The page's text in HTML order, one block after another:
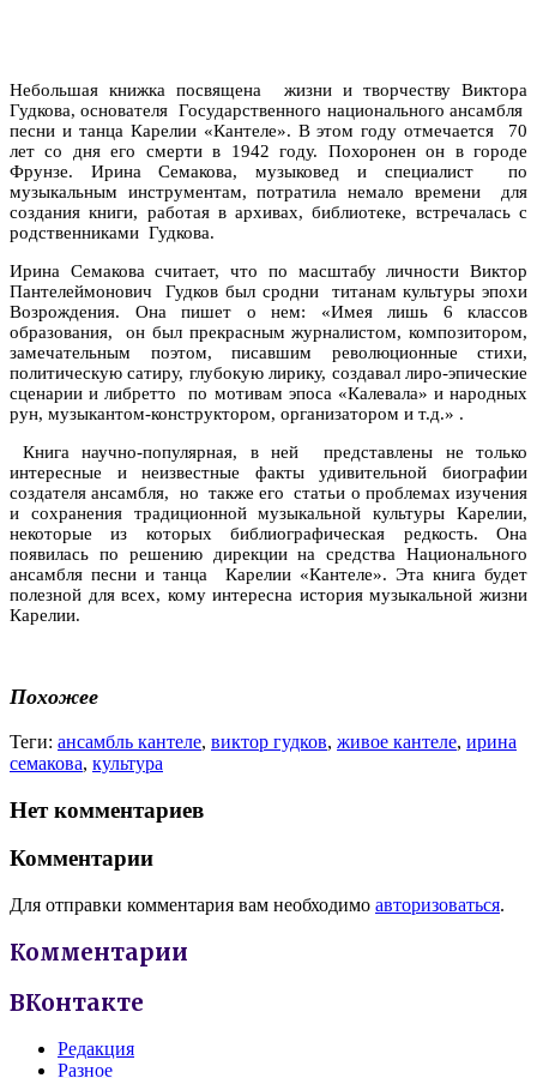
Небольшая книжка посвящена жизни и творчеству Виктора
Гудкова, основателя Государственного национального ансамбля
песни и танца Карелии «Кантеле». В этом году отмечается 70
лет со дня его смерти в 1942 году. Похоронен он в городе
Фрунзе. Ирина Семакова, музыковед и специалист по
музыкальным инструментам, потратила немало времени для
создания книги, работая в архивах, библиотеке, встречалась с
родственниками Гудкова.
Ирина Семакова считает, что по масштабу личности Виктор
Пантелеймонович Гудков был сродни титанам культуры эпохи
Возрождения. Она пишет о нем: «Имея лишь 6 классов
образования, он был прекрасным журналистом, композитором,
замечательным поэтом, писавшим революционные стихи,
политическую сатиру, глубокую лирику, создавал лиро-эпические
сценарии и либретто по мотивам эпоса «Калевала» и народных
рун, музыкантом-конструктором, организатором и т.д.» .
Книга научно-популярная, в ней представлены не только
интересные и неизвестные факты удивительной биографии
создателя ансамбля, но также его статьи о проблемах изучения
и сохранения традиционной музыкальной культуры Карелии,
некоторые из которых библиографическая редкость. Она
появилась по решению дирекции на средства Национального
ансамбля песни и танца Карелии «Кантеле». Эта книга будет
полезной для всех, кому интересна история музыкальной жизни
Карелии.
Похожее
Теги: ансамбль кантеле, виктор гудков, живое кантеле, ирина
семакова, культура
Нет комментариев
Комментарии
Для отправки комментария вам необходимо авторизоваться.
Комментарии
ВКонтакте
Редакция
Разное